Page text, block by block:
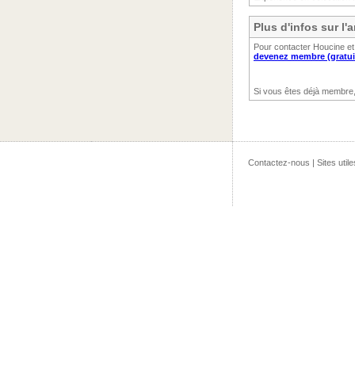
Plus d'infos sur
Pour contacter Houcine
devenez membre
Si vous êtes déjà
Contactez-nous | Sites